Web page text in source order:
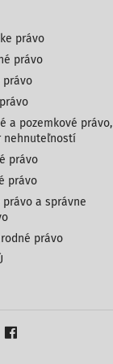
právo
právo
právo
a pozemkové právo,
nehnuteľností
právo
právo
právo a správne
právo